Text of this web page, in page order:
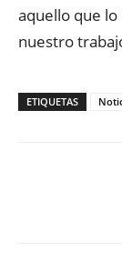
aquello que
nuestro
ETIQUETAS